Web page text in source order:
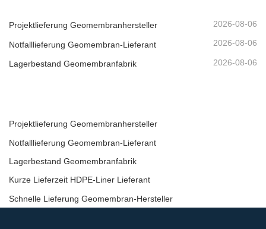
Projektlieferung Geomembranhersteller 2026-08-06
Notfalllieferung Geomembran-Lieferant 2026-08-06
Lagerbestand Geomembranfabrik 2026-08-06
Projektlieferung Geomembranhersteller
Notfalllieferung Geomembran-Lieferant
Lagerbestand Geomembranfabrik
Kurze Lieferzeit HDPE-Liner Lieferant
Schnelle Lieferung Geomembran-Hersteller